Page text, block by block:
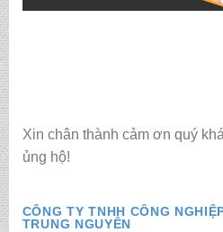
Xin chân thành cảm ơn quý
ủng hộ!
CÔNG TY TNHH CÔNG
TRUNG NGUYÊN